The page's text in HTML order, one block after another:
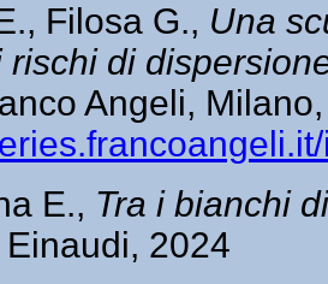
Filosa G., Una
rischi di
Angeli,
E., Tra i bianchi
Einaudi, 2024